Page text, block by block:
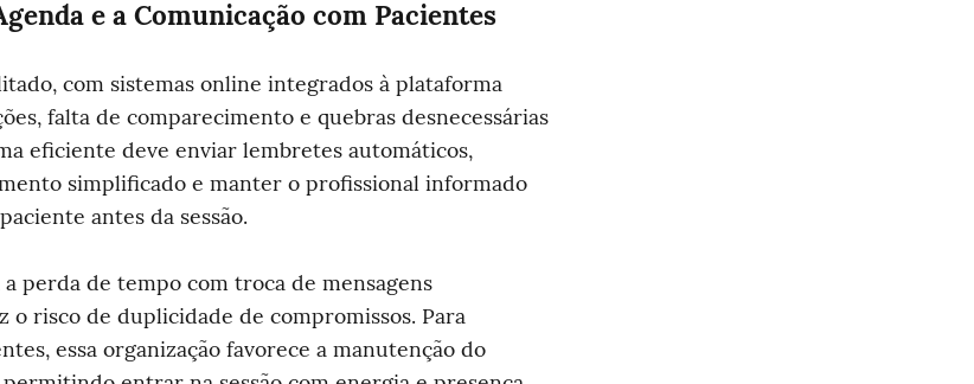
e a Comunicação com Pacientes
com sistemas online integrados à plataforma
falta de comparecimento e quebras desnecessárias
eficiente deve enviar lembretes automáticos,
simplificado e manter o profissional informado
antes da sessão.
perda de tempo com troca de mensagens
o risco de duplicidade de compromissos. Para
essa organização favorece a manutenção do